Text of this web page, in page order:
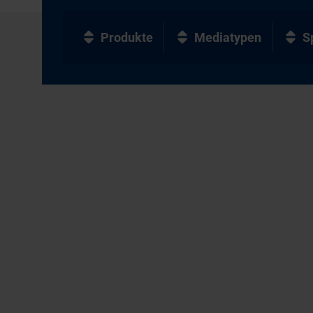
Produkte Mediatypen